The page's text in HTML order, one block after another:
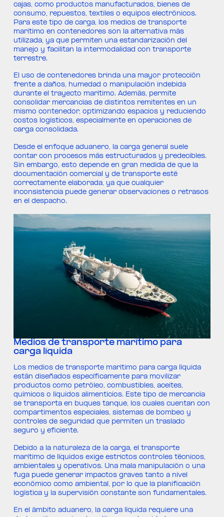
cajas, como productos manufacturados, bienes de
consumo, repuestos, textiles o equipos electrónicos.
Para este tipo de carga, los medios de transporte
marítimo en contenedores son la alternativa más
utilizada, ya que permiten una estandarización del
manejo y facilitan la intermodalidad con transporte
terrestre.
El uso de contenedores brinda una mayor protección
frente a daños, humedad o manipulación indebida
durante el trayecto marítimo. Además, permite
consolidar mercancías de distintos remitentes en un
mismo contenedor, optimizando espacios y reduciendo
costos logísticos, especialmente en operaciones de
carga consolidada.
Desde el enfoque aduanero, la carga general suele
contar con procesos más estructurados y predecibles.
Sin embargo, esto depende en gran medida de que la
documentación comercial y de transporte esté
correctamente elaborada, ya que cualquier
inconsistencia puede generar observaciones o retrasos
en el despacho.
Medios de transporte marítimo para
carga líquida
Los medios de transporte marítimo para carga líquida
están diseñados específicamente para movilizar
productos como petróleo, combustibles, aceites,
químicos o líquidos alimenticios. Este tipo de mercancía
se transporta en buques tanque, los cuales cuentan con
compartimentos especiales, sistemas de bombeo y
controles de seguridad que permiten un traslado
seguro y eficiente.
Debido a la naturaleza de la carga, el transporte
marítimo de líquidos exige estrictos controles técnicos,
ambientales y operativos. Una mala manipulación o una
fuga puede generar impactos graves tanto a nivel
económico como ambiental, por lo que la planificación
logística y la supervisión constante son fundamentales.
En el ámbito aduanero, la carga líquida requiere una